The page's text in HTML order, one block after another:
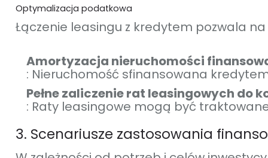
Optymalizacja podatkowa
Łączenie leasingu z kredytem pozwala
Amortyzacja nieruchomości
: Nieruchomość sfinansowana
Pełne zaliczenie rat leasingowych do
: Raty leasingowe mogą być
3. Scenariusze zastosowania